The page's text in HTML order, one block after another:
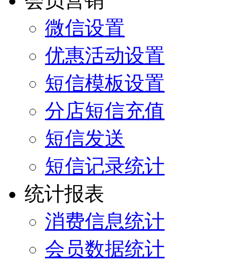
微信设置
优惠活动设置
短信模板设置
分店短信充值
短信发送
短信记录统计
统计报表
消费信息统计
会员数据统计